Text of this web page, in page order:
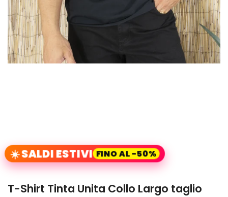
☀️ SALDI ESTIVI FINO AL -50%
T-Shirt Tinta Unita Collo Largo taglio